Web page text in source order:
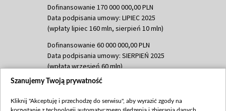
Dofinansowanie 170 000 000,00 PLN
Data podpisania umowy: LIPIEC 2025
(wpłaty lipiec 160 mln, sierpień 10 mln)
Dofinansowanie 60 000 000,00 PLN
Data podpisania umowy: SIERPIEŃ 2025
(wpłata wrzesień 60 mln)
Dofinansowanie 635 783 051,21 PLN
(wpłata wrzesień 100 mln, październik 350
Szanujemy Twoją prywatność
Kliknij "Akceptuję i przechodzę do serwisu", aby wyrazić zgody na